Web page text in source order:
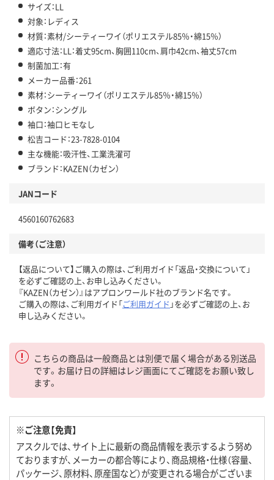
サイズ：LL
対象：レディス
材質：素材/シーティーワイ（ポリエステル85％・綿15％）
適応寸法：LL：着丈95cm、胸囲110cm、肩巾42cm、袖丈57cm
制菌加工：有
メーカー品番：261
素材：シーティーワイ（ポリエステル85％・綿15％）
ボタン：シングル
袖口：袖口ヒモなし
松吉コード：23-7828-0104
主な機能：吸汗性、工業洗濯可
ブランド：KAZEN（カゼン）
JANコード
4560160762683
備考（ご注意）
【返品について】ご購入の際は、ご利用ガイド「返品・交換について」
を必ずご確認の上、お申し込みください。
『KAZEN（カゼン）』はアプロンワールド社のブランド名です。
ご購入の際は、ご利用ガイド「ご利用ガイド 」を必ずご確認の上、お
申し込みください。
こちらの商品は一般商品とは別便で届く場合がある別送品
です。お届け日の詳細はレジ画面にてご確認をお願い致し
ます。
※ご注意【免責】
アスクルでは、サイト上に最新の商品情報を表示するよう努め
ておりますが、メーカーの都合等により、商品規格・仕様（容量、
パッケージ、原材料、原産国など）が変更される場合がございま